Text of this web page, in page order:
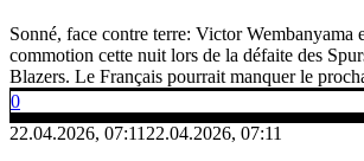
Sonné, face contre terre: Victor Wembanyama
commotion cette nuit lors de la défaite des
Blazers. Le Français pourrait manquer le
0
22.04.2026, 07:11 22.04.2026, 07:11